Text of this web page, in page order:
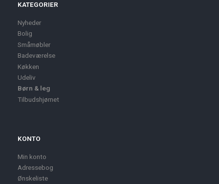
KATEGORIER
Nyheder
Bolig
Småmøbler
Badeværelse
Køkken
Udeliv
Børn & leg
Tilbudshjørnet
KONTO
Min konto
Adressebog
Ønskeliste